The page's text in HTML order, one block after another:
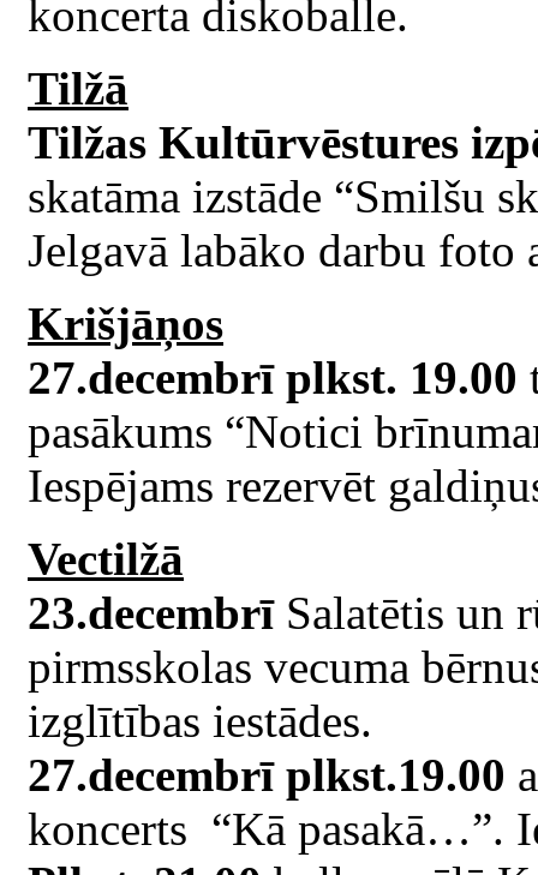
koncerta diskoballe.
Tilžā
Tilžas Kultūrvēstures
skatāma izstāde “Smilšu
Jelgavā labāko darbu foto
Krišjāņos
27.decembrī plkst. 19.00
pasākums “Notici
Iespējams rezervēt
Vectilžā
23.decembrīSalatētis un
pirmsskolas vecuma
izglītības iestādes.
27.decembrī plkst.19.00
koncerts “Kā pasakā…”.